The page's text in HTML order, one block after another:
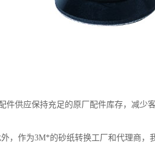
件供应保持充足的原厂配件库存，减少
外，作为3M*的砂纸转换工厂和代理商，